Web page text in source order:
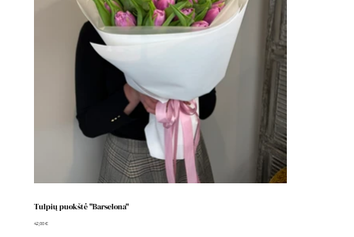
Tulpių puokštė "Barselona"
Kaina
42,00 €